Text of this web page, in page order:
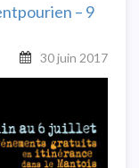
– 9
30 juin 2017